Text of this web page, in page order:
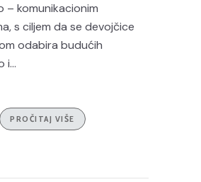
– komunikacionim
s ciljem da se devojčice
odabira budućih
i...
PROČITAJ VIŠE